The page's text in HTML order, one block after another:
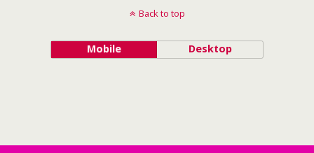
Back to top
Mobile Desktop